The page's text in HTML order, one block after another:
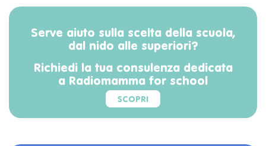
Serve aiuto sulla scelta della scuola,
dal nido alle superiori?
Richiedi la tua consulenza dedicata
a Radiomamma for school
SCOPRI